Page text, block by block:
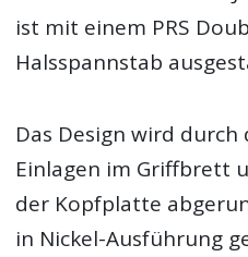
ist mit einem PRS
Halsspannstab
Das Design wird
Einlagen im Griffbrett
der Kopfplatte
in Nickel-Ausführung